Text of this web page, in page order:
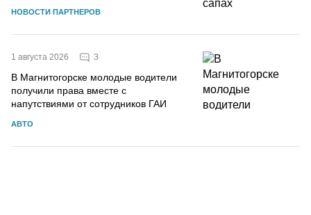
НОВОСТИ ПАРТНЕРОВ
1 августа 2026 3
В Магнитогорске молодые водители
получили права вместе с
напутствиями от сотрудников ГАИ
АВТО